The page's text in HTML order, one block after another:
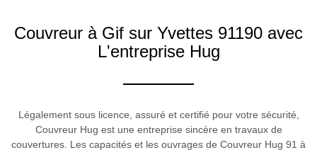
Couvreur à Gif sur Yvettes 91190 avec
L'entreprise Hug
Légalement sous licence, assuré et certifié pour votre sécurité,
Couvreur Hug est une entreprise sincère en travaux de
couvertures. Les capacités et les ouvrages de Couvreur Hug 91 à